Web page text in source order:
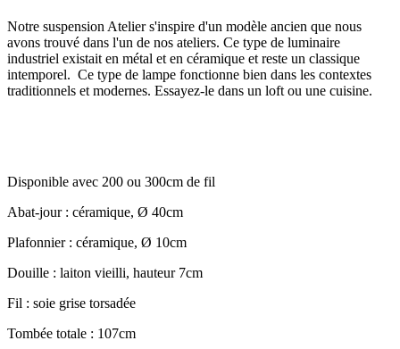
Notre suspension Atelier s'inspire d'un modèle ancien que nous
avons trouvé dans l'un de nos ateliers. Ce type de luminaire
industriel existait en métal et en céramique et reste un classique
intemporel. Ce type de lampe fonctionne bien dans les contextes
traditionnels et modernes. Essayez-le dans un loft ou une cuisine.
Disponible avec 200 ou 300cm de fil
Abat-jour : céramique, Ø 40cm
Plafonnier : céramique, Ø 10cm
Douille : laiton vieilli, hauteur 7cm
Fil : soie grise torsadée
Tombée totale : 107cm